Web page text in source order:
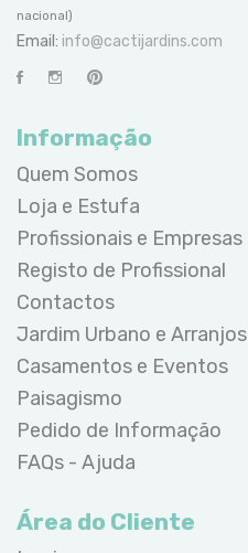
nacional)
Email: info@cactijardins.com
Informação
Quem Somos
Loja e Estufa
Profissionais e Empresas
Registo de Profissional
Contactos
Jardim Urbano e Arranjos
Casamentos e Eventos
Paisagismo
Pedido de Informação
FAQs - Ajuda
Área do Cliente